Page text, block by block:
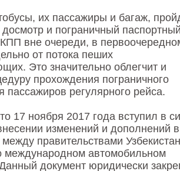
их пассажиры и багаж,
и пограничный
КПП вне очереди, в
от потока пеших
Это значительно облегчит и
прохождения пограничного
пассажиров регулярного рейса.
17 ноября 2017 года вступил в
изменений и дополнений в
правительствами
международном автомобильном
документ юридически